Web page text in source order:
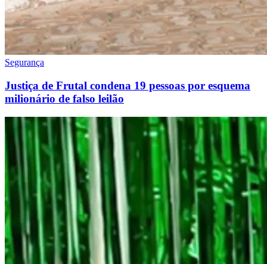
Segurança
Justiça de Frutal condena 19 pessoas por esquema
milionário de falso leilão